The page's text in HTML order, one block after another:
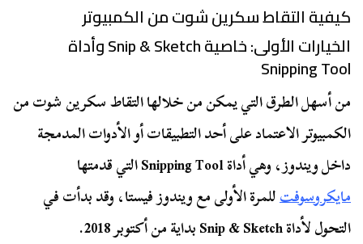
كيفية التقاط سكرين شوت من الكمبيوتر
الخيارات الأولى: خاصية Snip & Sketch وأداة
Snipping Tool
من أسهل الطرق التي يمكن من خلالها التقاط سكرين شوت من
الكمبيوتر الاعتماد على أحد التطبيقات أو الأدوات المدمجة
داخل ويندوز، وهي أداة Snipping Tool التي قدمتها
مايكروسوفتللمرة الأولى مع ويندوز فيستا، وقد بدأت في
التحول لأداة Snip & Sketch بداية من أكتوبر 2018.